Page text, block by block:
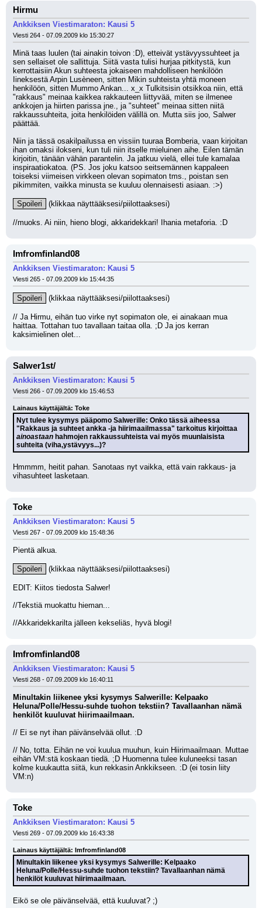
Hirmu
Ankkiksen Viestimaraton: Kausi 5
Viesti 264 - 07.09.2009 klo 15:30:27
Minä taas luulen (tai ainakin toivon :D), etteivät ystävyyssuhteet ja
sen sellaiset ole sallittuja. Siitä vasta tulisi hurjaa pitkitystä, kun
kerrottaisiin Akun suhteesta jokaiseen mahdolliseen henkilöön
Iineksestä Arpin Lusèneen, sitten Mikin suhteista yhtä moneen
henkilöön, sitten Mummo Ankan... x_x Tulkitsisin otsikkoa niin, että
"rakkaus" meinaa kaikkea rakkauteen liittyvää, miten se ilmenee
ankkojen ja hiirten parissa jne., ja "suhteet" meinaa sitten niitä
rakkaussuhteita, joita henkilöiden välillä on. Mutta siis joo, Salwer
päättää.
Niin ja tässä osakilpailussa en vissiin tuuraa Bomberia, vaan kirjoitan
ihan omaksi ilokseni, kun tuli niin itselle mieluinen aihe. Eilen tämän
kirjoitin, tänään vähän parantelin. Ja jatkuu vielä, ellei tule kamalaa
inspiraatiokatoa. (PS. Jos joku katsoo seitsemännen kappaleen
toiseksi viimeisen virkkeen olevan sopimaton tms., poistan sen
pikimmiten, vaikka minusta se kuuluu olennaisesti asiaan. :>)
Spoileri (klikkaa näyttääksesi/piilottaaksesi)
//muoks. Ai niin, hieno blogi, akkaridekkari! Ihania metaforia. :D
Imfromfinland08
Ankkiksen Viestimaraton: Kausi 5
Viesti 265 - 07.09.2009 klo 15:44:35
Spoileri (klikkaa näyttääksesi/piilottaaksesi)
// Ja Hirmu, eihän tuo virke nyt sopimaton ole, ei ainakaan mua
haittaa. Tottahan tuo tavallaan taitaa olla. ;D Ja jos kerran
kaksimielinen olet...
Salwer1st/
Ankkiksen Viestimaraton: Kausi 5
Viesti 266 - 07.09.2009 klo 15:46:53
Lainaus käyttäjältä: Toke
Nyt tulee kysymys pääpomo Salwerille: Onko tässä aiheessa
ainoastaan hahmojen rakkaussuhteista vai myös muunlaisista
suhteita (viha,ystävyys...)?
Hmmmm, heitit pahan. Sanotaas nyt vaikka, että vain rakkaus- ja
vihasuhteet lasketaan.
Toke
Ankkiksen Viestimaraton: Kausi 5
Viesti 267 - 07.09.2009 klo 15:48:36
Pientä alkua.
Spoileri (klikkaa näyttääksesi/piilottaaksesi)
EDIT: Kiitos tiedosta Salwer!
//Tekstiä muokattu hieman...
//Akkaridekkarilta jälleen kekseliäs, hyvä blogi!
Imfromfinland08
Ankkiksen Viestimaraton: Kausi 5
Viesti 268 - 07.09.2009 klo 16:40:11
Minultakin liikenee yksi kysymys Salwerille: Kelpaako
Heluna/Polle/Hessu-suhde tuohon tekstiin? Tavallaanhan nämä
henkilöt kuuluvat hiirimaailmaan.
// Ei se nyt ihan päivänselvää ollut. :D
// No, totta. Eihän ne voi kuulua muuhun, kuin Hiirimaailmaan. Muttae
eihän VM:stä koskaan tiedä. ;D Huomenna tulee kuluneeksi tasan
kolme kuukautta siitä, kun rekkasin Ankkikseen. :D (ei tosin liity
VM:n)
Toke
Ankkiksen Viestimaraton: Kausi 5
Viesti 269 - 07.09.2009 klo 16:43:38
Lainaus käyttäjältä: Imfromfinland08
Minultakin liikenee yksi kysymys Salwerille: Kelpaako
Heluna/Polle/Hessu-suhde tuohon tekstiin? Tavallaanhan nämä
henkilöt kuuluvat hiirimaailmaan.
Eikö se ole päivänselvää, että kuuluvat? ;)